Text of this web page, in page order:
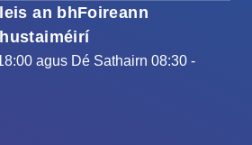
an bhFoireann
agus Dé Sathairn 08:30 -